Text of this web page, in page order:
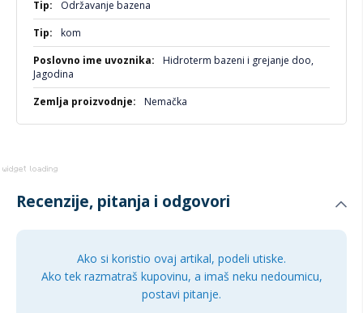
Održavanje bazena
kom
Hidroterm bazeni i grejanje doo,
Jagodina
Nemačka
Recenzije, pitanja i odgovori
Ako si koristio ovaj artikal, podeli utiske.
Ako tek razmatraš kupovinu, a imaš neku nedoumicu,
postavi pitanje.